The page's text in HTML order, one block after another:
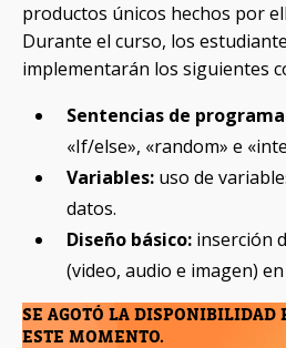
productos únicos hechos por
Durante el curso, los
implementarán los siguientes
Sentencias de
«If/else», «random» e
Variables: uso de
datos.
Diseño básico: inserción
(video, audio e imagen)
SE AGOTÓ LA DISPONIBILIDAD
ESTE MOMENTO.